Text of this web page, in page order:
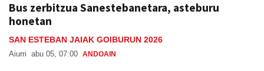
Bus zerbitzua Sanestebanetara, asteburu
honetan
SAN ESTEBAN JAIAK GOIBURUN 2026
Aiurri abu 05, 07:00 ANDOAIN